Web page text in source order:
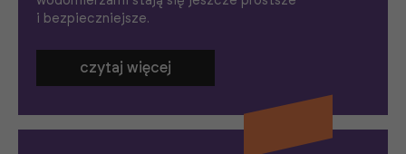
i bezpieczniejsze.
czytaj więcej